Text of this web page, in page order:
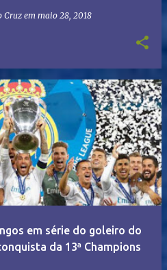
Cruz em maio 28, 2018
em série do goleiro do
da 13ª Champions